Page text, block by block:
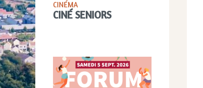
CINÉMA
CINÉ SENIORS